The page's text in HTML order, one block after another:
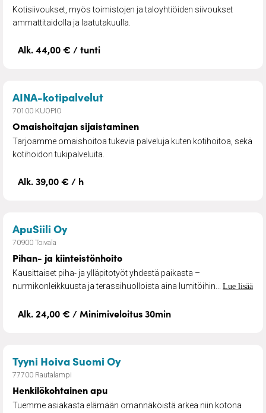
Kotisiivoukset, myös toimistojen ja taloyhtiöiden siivoukset
ammattitaidolla ja laatutakuulla.
Alk. 44,00 € / tunti
AINA-kotipalvelut– Omaishoitajan sijaistaminen
70100 KUOPIO
Omaishoitajan sijaistaminen
Tarjoamme omaishoitoa tukevia palveluja kuten kotihoitoa, sekä
kotihoidon tukipalveluita.​
Alk. 39,00 € / h
ApuSiili Oy– Pihan- ja kiinteistönhoito
70900 Toivala
Pihan- ja kiinteistönhoito
Kausittaiset piha- ja ylläpitotyöt yhdestä paikasta –
nurmikonleikkuusta ja terassihuolloista aina lumitöihin... Lue lisää
Alk. 24,00 € / Minimiveloitus 30min
Tyyni Hoiva Suomi Oy– Henkilökohtainen apu
77700 Rautalampi
Henkilökohtainen apu
Tuemme asiakasta elämään omannäköistä arkea niin kotona